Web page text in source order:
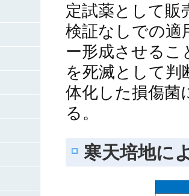
定試薬として販
検証なしでの適
ー形成させるこ
を死滅として判
体化した損傷菌
る。
寒天培地に